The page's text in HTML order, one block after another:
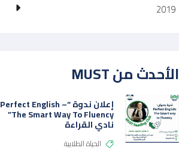
2019
الأحدث من MUST
إعلان ندوة “Perfect English –
The Smart Way To Fluency‎”
نادي القراءة
الحياة الطلابية